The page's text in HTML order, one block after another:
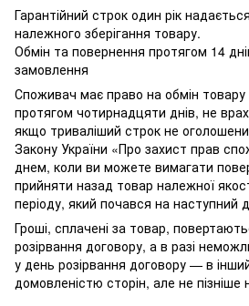
Гарантійний строк один рік
належного зберігання товару.
Обмін та повернення протягом 14
замовлення
Споживач має право на обмін товару
протягом чотирнадцяти днів, не
якщо триваліший строк не
Закону України «Про захист прав
днем, коли ви можете вимагати
прийняти назад товар належної
періоду, який почався на наступний
Гроші, сплачені за товар,
розірвання договору, а в разі
у день розірвання договору — в
домовленістю сторін, але не пізніше